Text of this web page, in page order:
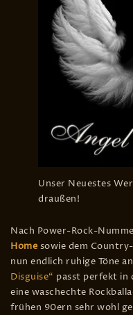
Unser Neuestes
draußen!
Nach Power-Rock-
Home sowie dem
nun endlich ruhige Töne
Disguise“ passt perfekt in
eine waschechte
frühen 90ern sehr wohl